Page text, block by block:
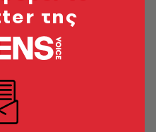
στον
για σνακ!
της